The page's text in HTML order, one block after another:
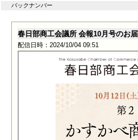
バックナンバー
春日部商工会議所 会報10月号のお
配信日時：2024/10/04 09:51